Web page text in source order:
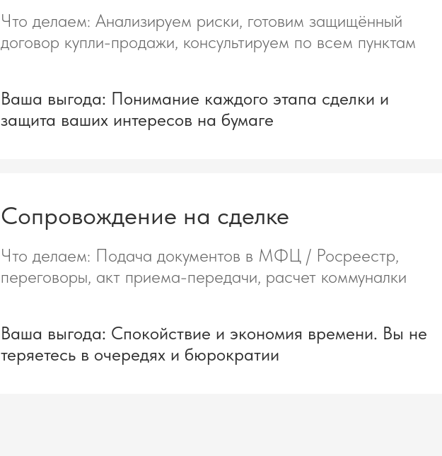
Что делаем: Анализируем риски, готовим защищённый
договор купли-продажи, консультируем по всем пунктам
Ваша выгода: Понимание каждого этапа сделки и
защита ваших интересов на бумаге
Сопровождение на сделке
Что делаем: Подача документов в МФЦ / Росреестр,
переговоры, акт приема-передачи, расчет коммуналки
Ваша выгода: Спокойствие и экономия времени. Вы не
теряетесь в очередях и бюрократии